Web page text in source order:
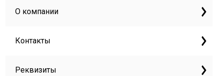
О компании
Контакты
Реквизиты